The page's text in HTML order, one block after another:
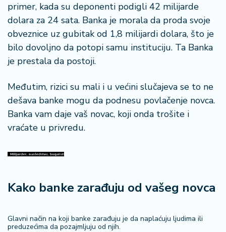
primer, kada su deponenti podigli 42 milijarde
dolara za 24 sata. Banka je morala da proda svoje
obveznice uz gubitak od 1,8 milijardi dolara, što je
bilo dovoljno da potopi samu instituciju. Ta Banka
je prestala da postoji.
Međutim, rizici su mali i u većini slučajeva se to ne
dešava banke mogu da podnesu povlačenje novca.
Banka vam daje vaš novac, koji onda trošite i
vraćate u privredu.
Kako banke zarađuju od vašeg novca
Glavni način na koji banke zarađuju je da naplaćuju ljudima ili
preduzećima da pozajmljuju od njih.